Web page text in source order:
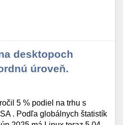
desktopoch
úroveň.
5 % podiel na trhu s
. Podľa globálnych štatistík